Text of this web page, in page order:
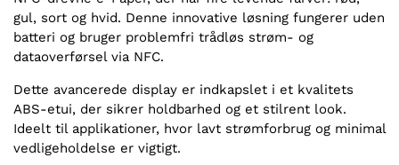
gul, sort og hvid. Denne innovative løsning fungerer uden
batteri og bruger problemfri trådløs strøm- og
dataoverførsel via NFC.
Dette avancerede display er indkapslet i et kvalitets
ABS-etui, der sikrer holdbarhed og et stilrent look.
Ideelt til applikationer, hvor lavt strømforbrug og minimal
vedligeholdelse er vigtigt.